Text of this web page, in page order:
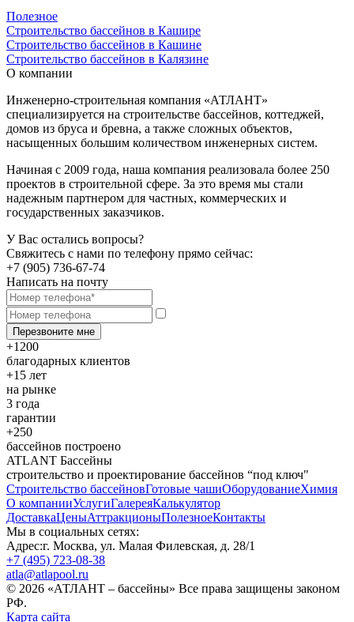
Полезное
Строительство бассейнов в Кашире
Строительство бассейнов в Кашине
Строительство бассейнов в Калязине
О компании
Инженерно-строительная компания «АТЛАНТ»
специализируется на строительстве бассейнов, коттеджей,
домов из бруса и бревна, а также сложных объектов,
насыщенных большим количеством инженерных систем.
Начиная с 2009 года, наша компания реализовала более 250
проектов в строительной сфере. За это время мы стали
надежным партнером для частных, коммерческих и
государственных заказчиков.
У Вас остались вопросы?
Свяжитесь с нами по телефону прямо сейчас:
+7 (905) 736-67-74
Написать на почту
Перезвоните мне
+1200
благодарных клиентов
+15 лет
на рынке
3 года
гарантии
+250
бассейнов построено
ATLANT Бассейны
строительство и проектирование бассейнов “под ключ"
Строительство бассейновГотовые чашиОборудованиеХимия
О компанииУслугиГалереяКалькулятор
ДоставкаЦеныАттракционыПолезноеКонтакты
Мы в социальных сетях:
Адрес:г. Москва, ул. Малая Филевская, д. 28/1
+7 (495) 723-08-38
atla@atlapool.ru
© 2026 «АТЛАНТ – бассейны» Все права защищены законом
РФ.
Карта сайта